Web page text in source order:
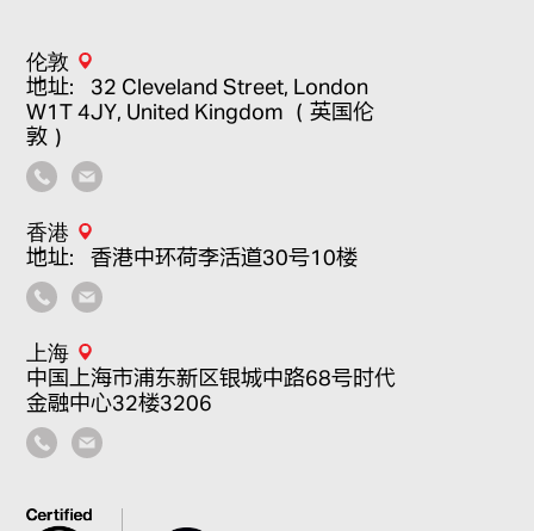
伦敦
地址：32 Cleveland Street, London
W1T 4JY, United Kingdom （英国伦
敦）
香港
地址：香港中环荷李活道30号10楼
上海
中国上海市浦东新区银城中路68号时代
金融中心32楼3206